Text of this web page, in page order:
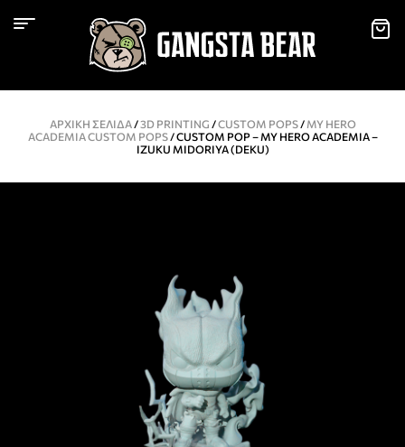
ΑΡΧΙΚΉ ΣΕΛΊΔΑ/3D PRINTING /CUSTOM POPS/ MY HERO
ACADEMIA CUSTOM POPS/ CUSTOM POP – MY HERO ACADEMIA –
IZUKU MIDORIYA (DEKU)